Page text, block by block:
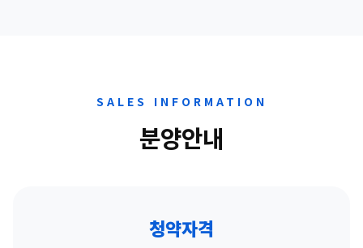
SALES INFORMATION
분양안내
청약자격